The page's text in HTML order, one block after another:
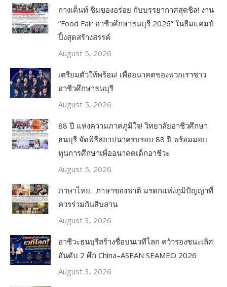
กางเต็นท์ ชิมของอร่อย กับบรรยากาศสุดชิล! งาน
“Food Fair อาชีวศึกษาธนบุรี 2026” ในธีมแคมป์
ปิ้งสุดสร้างสรรค์
August 5, 2026
เตรียมตัวให้พร้อม! เพื่ออนาคตของพวกเราชาว
อาชีวศึกษาธนบุรี
August 5, 2026
88 ปี แห่งความภาคภูมิใจ! วิทยาลัยอาชีวศึกษา
ธนบุรี จัดพิธีสถาปนาครบรอบ 88 ปี พร้อมมอบ
ทุนการศึกษาเพื่ออนาคตเด็กอาชีวะ
August 5, 2026
ภาษาไทย…ภาษาของชาติ มรดกแห่งภูมิปัญญาที่
ควรร่วมกันสืบสาน
August 3, 2026
อาชีวะธนบุรีสร้างชื่อบนเวทีโลก คว้ารองชนะเลิศ
อันดับ 2 ศึก China–ASEAN SEAMEO 2026
August 3, 2026